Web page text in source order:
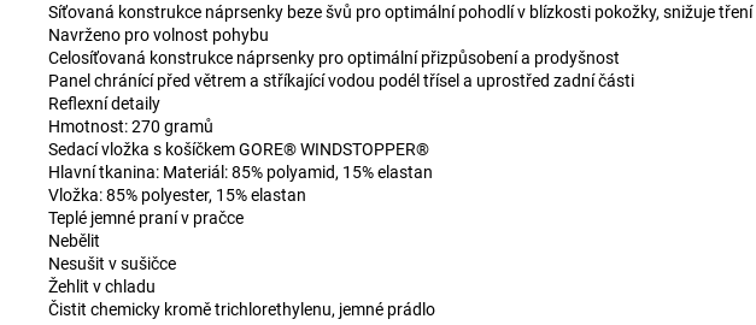
Síťovaná konstrukce náprsenky beze švů pro optimální pohodlí v blízkosti pokožky, snižuje tření
Navrženo pro volnost pohybu
Celosíťovaná konstrukce náprsenky pro optimální přizpůsobení a prodyšnost
Panel chránící před větrem a stříkající vodou podél třísel a uprostřed zadní části
Reflexní detaily
Hmotnost: 270 gramů
Sedací vložka s košíčkem GORE® WINDSTOPPER®
Hlavní tkanina: Materiál: 85% polyamid, 15% elastan
Vložka: 85% polyester, 15% elastan
Teplé jemné praní v pračce
Nebělit
Nesušit v sušičce
Žehlit v chladu
Čistit chemicky kromě trichlorethylenu, jemné prádlo